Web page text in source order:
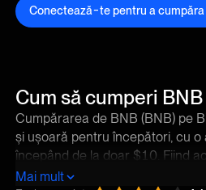
Conectează-te pentru a cumpăra
Cum să cumperi BNB
Cumpărarea de BNB (BNB) pe
și ușoară pentru începători, cu o
începând de la doar $10. Fiind
criptomonede și o gamă largă de
Mai mult